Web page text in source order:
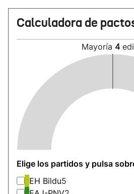
Calculadora de
Mayoría 4
Elige los partidos y pulsa
EH Bildu5